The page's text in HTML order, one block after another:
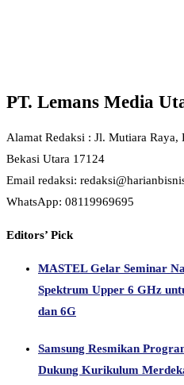
PT. Lemans Media
Alamat Redaksi : Jl. Mutiara Raya,
Bekasi Utara 17124
Email redaksi:
WhatsApp: 08119969695
Editors’ Pick
MASTEL Gelar Seminar
Spektrum Upper 6 GHz
dan 6G
Samsung Resmikan
Dukung Kurikulum